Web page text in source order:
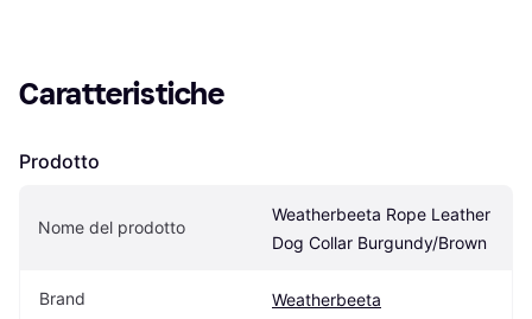
Caratteristiche
Prodotto
Nome del prodotto
Weatherbeeta Rope Leather
Dog Collar Burgundy/Brown
Brand Weatherbeeta